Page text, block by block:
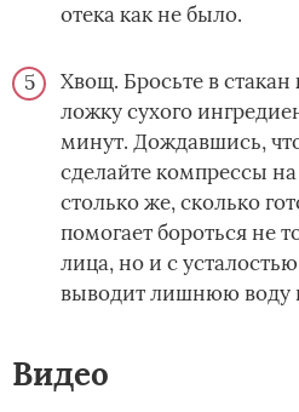
отека как не было.
Хвощ. Бросьте в
ложку сухого
минут. Дождавшись,
сделайте компрессы
столько же, сколько
помогает бороться не
лица, но и с
выводит лишнюю воду
Видео